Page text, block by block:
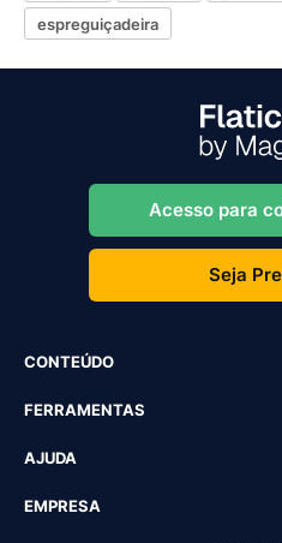
espreguiçadeira
Acesso para
Seja
CONTEÚDO
FERRAMENTAS
AJUDA
EMPRESA